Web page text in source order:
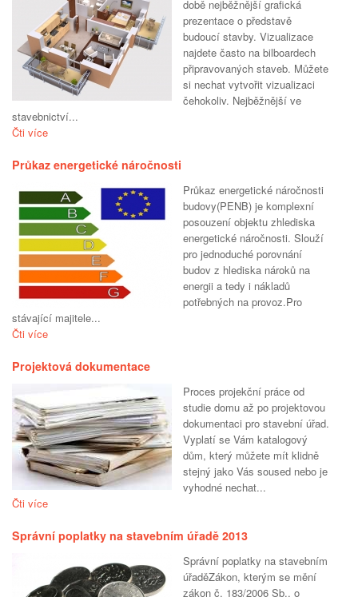
době nejběžnější grafická
prezentace o představě
budoucí stavby. Vizualizace
najdete často na bilboardech
připravovaných staveb. Můžete
si nechat vytvořit vizualizaci
čehokoliv. Nejběžnější ve
stavebnictví...
Čti více
Průkaz energetické náročnosti
Průkaz energetické náročnosti
budovy(PENB) je komplexní
posouzení objektu zhlediska
energetické náročnosti. Slouží
pro jednoduché porovnání
budov z hlediska nároků na
energii a tedy i nákladů
potřebných na provoz.Pro
stávající majitele...
Čti více
Projektová dokumentace
Proces projekční práce od
studie domu až po projektovou
dokumentaci pro stavební úřad.
Vyplatí se Vám katalogový
dům, který můžete mít klidně
stejný jako Vás soused nebo je
vyhodné nechat...
Čti více
Správní poplatky na stavebním úřadě 2013
Správní poplatky na stavebním
úřaděZákon, kterým se mění
zákon č. 183/2006 Sb., o